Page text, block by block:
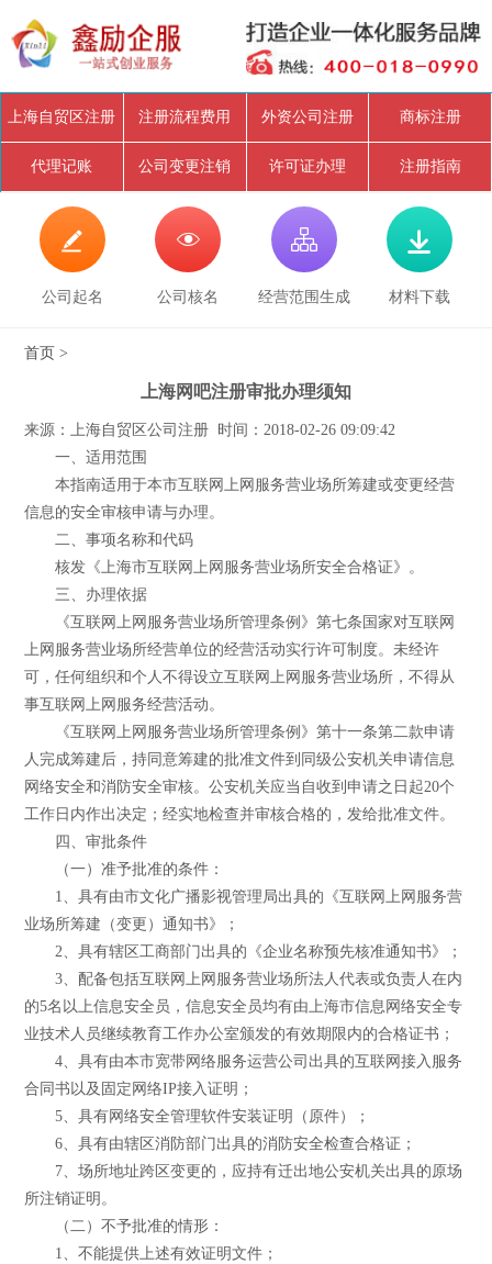
上海自贸区注册 注册流程费用 外资公司注册 商标注册
代理记账 公司变更注销 许可证办理 注册指南

公司起名

公司核名

经营范围生成

材料下载
首页 >
上海网吧注册审批办理须知
来源：上海自贸区公司注册 时间：2018-02-26 09:09:42
一、适用范围
本指南适用于本市互联网上网服务营业场所筹建或变更经营
信息的安全审核申请与办理。
二、事项名称和代码
核发《上海市互联网上网服务营业场所安全合格证》。
三、办理依据
《互联网上网服务营业场所管理条例》第七条国家对互联网
上网服务营业场所经营单位的经营活动实行许可制度。未经许
可，任何组织和个人不得设立互联网上网服务营业场所，不得从
事互联网上网服务经营活动。
《互联网上网服务营业场所管理条例》第十一条第二款申请
人完成筹建后，持同意筹建的批准文件到同级公安机关申请信息
网络安全和消防安全审核。公安机关应当自收到申请之日起20个
工作日内作出决定；经实地检查并审核合格的，发给批准文件。
四、审批条件
（一）准予批准的条件：
1、具有由市文化广播影视管理局出具的《互联网上网服务营
业场所筹建（变更）通知书》；
2、具有辖区工商部门出具的《企业名称预先核准通知书》；
3、配备包括互联网上网服务营业场所法人代表或负责人在内
的5名以上信息安全员，信息安全员均有由上海市信息网络安全专
业技术人员继续教育工作办公室颁发的有效期限内的合格证书；
4、具有由本市宽带网络服务运营公司出具的互联网接入服务
合同书以及固定网络IP接入证明；
5、具有网络安全管理软件安装证明（原件）；
6、具有由辖区消防部门出具的消防安全检查合格证；
7、场所地址跨区变更的，应持有迁出地公安机关出具的原场
所注销证明。
（二）不予批准的情形：
1、不能提供上述有效证明文件；